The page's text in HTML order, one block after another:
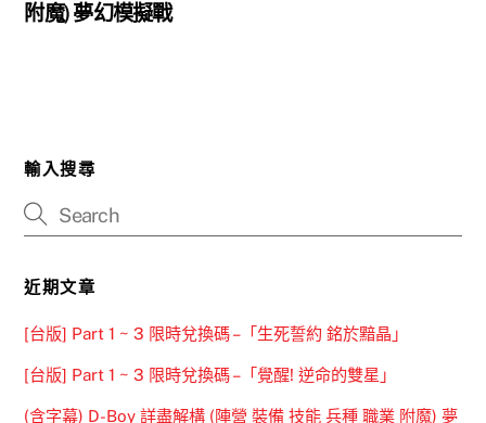
附魔) 夢幻模擬戰
輸入搜尋
近期文章
[台版] Part 1 ~ 3 限時兌換碼 –「生死誓約 銘於黯晶」
[台版] Part 1 ~ 3 限時兌換碼 –「覺醒! 逆命的雙星」
(含字幕) D-Boy 詳盡解構 (陣營 裝備 技能 兵種 職業 附魔) 夢